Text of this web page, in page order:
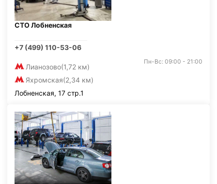
СТО Лобненская
+7 (499) 110-53-06
Лианозово(1,72 км)
Яхромская(2,34 км)
Пн-Вс: 09:00 - 21:00
Лобненская, 17 стр.1